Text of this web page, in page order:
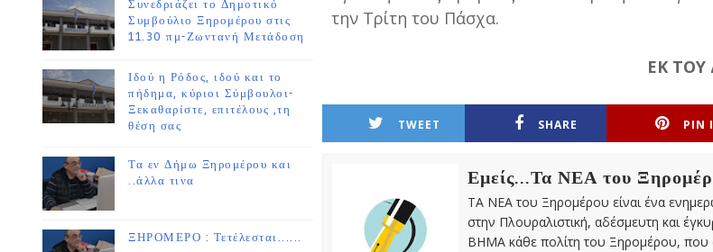
Συνεδριάζει το Δημοτικό
Συμβούλιο Ξηρομέρου στις
11.30 πμ-Ζωντανή Μετάδοση
Ιδού η Ρόδος, ιδού και το
πήδημα, κύριοι Σύμβουλοι-
Ξεκαθαρίστε, επιτέλους ,τη
θέση σας
Τα εν Δήμω Ξηρομέρου και
..άλλα τινα
ΞΗΡΟΜΕΡΟ : Τετέλεσται......
την Τρίτη του Πάσχα.
ΕΚ
TWEET SHARE PIN
Εμείς...Τα ΝΕΑ του
ΤΑ ΝΕΑ του Ξηρομέρου είναι ένα
στην Πλουραλιστική, αδέσμευτη και
ΒΗΜΑ κάθε πολίτη του Ξηρομέρου, που